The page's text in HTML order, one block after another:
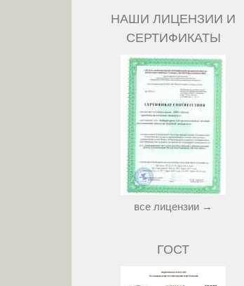
НАШИ ЛИЦЕНЗИИ И
СЕРТИФИКАТЫ
все лицензии →
ГОСТ